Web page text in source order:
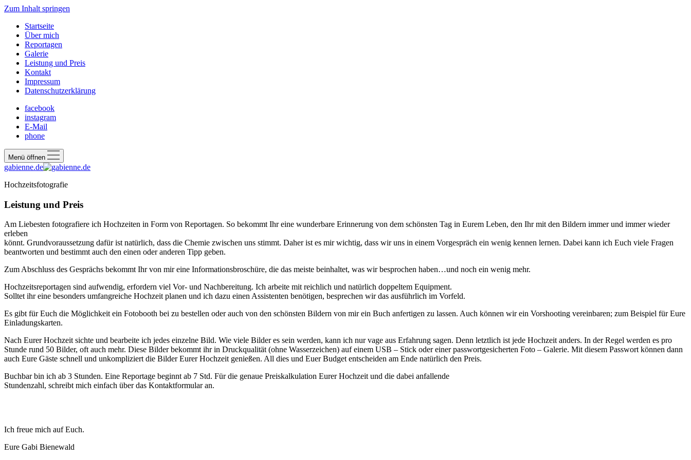
Zum Inhalt springen
Startseite
Über mich
Reportagen
Galerie
Leistung und Preis
Kontakt
Impressum
Datenschutzerklärung
facebook
instagram
E-Mail
phone
Menü öffnen
gabienne.de
Hochzeitsfotografie
Leistung und Preis
Am Liebesten fotografiere ich Hochzeiten in Form von Reportagen. So bekommt Ihr eine wunderbare Erinnerung von dem schönsten Tag in Eurem Leben, den Ihr mit den Bildern immer und immer wieder
erleben
könnt. Grundvoraussetzung dafür ist natürlich, dass die Chemie zwischen uns stimmt. Daher ist es mir wichtig, dass wir uns in einem Vorgespräch ein wenig kennen lernen. Dabei kann ich Euch viele Fragen
beantworten und bestimmt auch den einen oder anderen Tipp geben.
Zum Abschluss des Gesprächs bekommt Ihr von mir eine Informationsbroschüre, die das meiste beinhaltet, was wir besprochen haben…und noch ein wenig mehr.
Hochzeitsreportagen sind aufwendig, erfordern viel Vor- und Nachbereitung. Ich arbeite mit reichlich und natürlich doppeltem Equipment.
Solltet ihr eine besonders umfangreiche Hochzeit planen und ich dazu einen Assistenten benötigen, besprechen wir das ausführlich im Vorfeld.
Es gibt für Euch die Möglichkeit ein Fotobooth bei zu bestellen oder auch von den schönsten Bildern von mir ein Buch anfertigen zu lassen. Auch können wir ein Vorshooting vereinbaren; zum Beispiel für Eure
Einladungskarten.
Nach Eurer Hochzeit sichte und bearbeite ich jedes einzelne Bild. Wie viele Bilder es sein werden, kann ich nur vage aus Erfahrung sagen. Denn letztlich ist jede Hochzeit anders. In der Regel werden es pro
Stunde rund 50 Bilder, oft auch mehr. Diese Bilder bekommt ihr in Druckqualität (ohne Wasserzeichen) auf einem USB – Stick oder einer passwortgesicherten Foto – Galerie. Mit diesem Passwort können dann
auch Eure Gäste schnell und unkompliziert die Bilder Eurer Hochzeit genießen. All dies und Euer Budget entscheiden am Ende natürlich den Preis.
Buchbar bin ich ab 3 Stunden. Eine Reportage beginnt ab 7 Std. Für die genaue Preiskalkulation Eurer Hochzeit und die dabei anfallende
Stundenzahl, schreibt mich einfach über das Kontaktformular an.
Ich freue mich auf Euch.
Eure Gabi Bienewald